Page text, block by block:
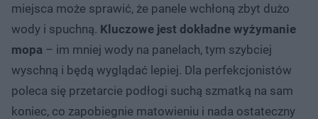
miejsca może sprawić, że panele wchłoną zbyt dużo
wody i spuchną. Kluczowe jest dokładne wyżymanie
mopa – im mniej wody na panelach, tym szybciej
wyschną i będą wyglądać lepiej. Dla perfekcjonistów
poleca się przetarcie podłogi suchą szmatką na sam
koniec, co zapobiegnie matowieniu i nada ostateczny